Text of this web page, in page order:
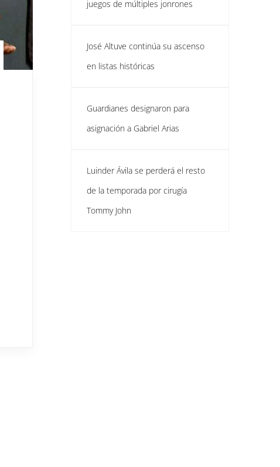
juegos de múltiples jonrones
José Altuve continúa su ascenso
en listas históricas
Guardianes designaron para
asignación a Gabriel Arias
Luinder Ávila se perderá el resto
de la temporada por cirugía
Tommy John